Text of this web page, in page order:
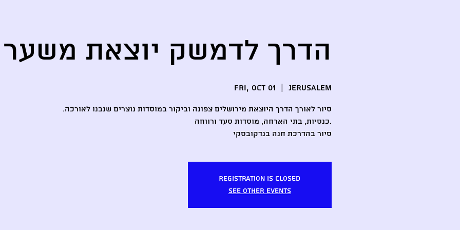
הדרך לדמשק יוצאת
Fri, Oct 01 Jerusalem
סיור לאורך הדרך היוצאת מירושלים צפונה וביקור במוסדות נוצרים שנבנו לאורכה.
כנסיות, בתי הארחה, מוסדות סעד ורווחה.
סיור בהדרכת חנה בנדקובסקי
Registration is Closed
See other events